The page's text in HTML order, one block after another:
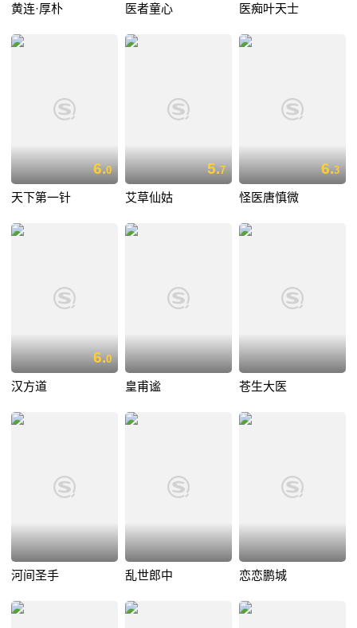
黄连·厚朴 医者童心 医痴叶天士
6.0
天下第一针
5.7
艾草仙姑
6.3
怪医唐慎微
6.0
汉方道 皇甫谧 苍生大医
河间圣手 乱世郎中 恋恋鹏城